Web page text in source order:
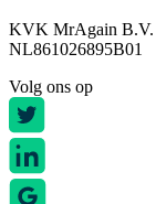
KVK MrAgain B.V.
NL861026895B01
Volg ons op